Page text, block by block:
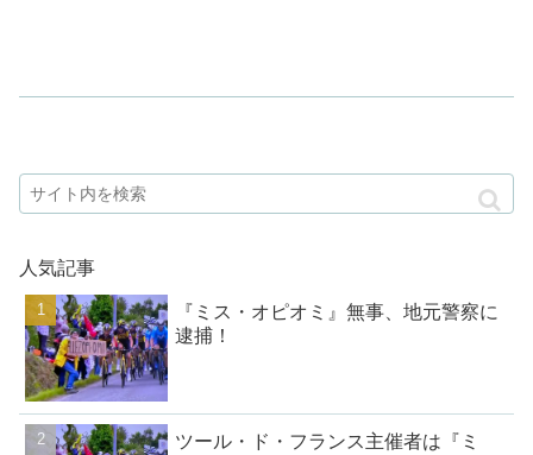
人気記事
『ミス・オピオミ』無事、地元警察に
逮捕！
ツール・ド・フランス主催者は『ミ